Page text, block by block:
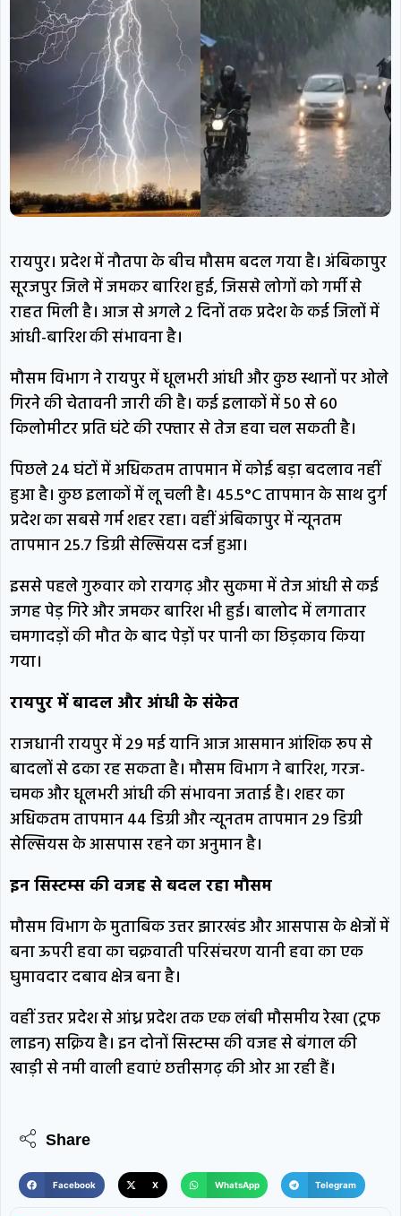
रायपुर। प्रदेश में नौतपा के बीच मौसम बदल गया है। अंबिकापुर
सूरजपुर जिले में जमकर बारिश हुई, जिससे लोगों को गर्मी से
राहत मिली है। आज से अगले 2 दिनों तक प्रदेश के कई जिलों में
आंधी-बारिश की संभावना है।
मौसम विभाग ने रायपुर में धूलभरी आंधी और कुछ स्थानों पर ओले
गिरने की चेतावनी जारी की है। कई इलाकों में 50 से 60
किलोमीटर प्रति घंटे की रफ्तार से तेज हवा चल सकती है।
पिछले 24 घंटों में अधिकतम तापमान में कोई बड़ा बदलाव नहीं
हुआ है। कुछ इलाकों में लू चली है। 45.5°C तापमान के साथ दुर्ग
प्रदेश का सबसे गर्म शहर रहा। वहीं अंबिकापुर में न्यूनतम
तापमान 25.7 डिग्री सेल्सियस दर्ज हुआ।
इससे पहले गुरुवार को रायगढ़ और सुकमा में तेज आंधी से कई
जगह पेड़ गिरे और जमकर बारिश भी हुई। बालोद में लगातार
चमगादड़ों की मौत के बाद पेड़ों पर पानी का छिड़काव किया
गया।
रायपुर में बादल और आंधी के संकेत
राजधानी रायपुर में 29 मई यानि आज आसमान आंशिक रूप से
बादलों से ढका रह सकता है। मौसम विभाग ने बारिश, गरज-
चमक और धूलभरी आंधी की संभावना जताई है। शहर का
अधिकतम तापमान 44 डिग्री और न्यूनतम तापमान 29 डिग्री
सेल्सियस के आसपास रहने का अनुमान है।
इन सिस्टम्स की वजह से बदल रहा मौसम
मौसम विभाग के मुताबिक उत्तर झारखंड और आसपास के क्षेत्रों में
बना ऊपरी हवा का चक्रवाती परिसंचरण यानी हवा का एक
घुमावदार दबाव क्षेत्र बना है।
वहीं उत्तर प्रदेश से आंध्र प्रदेश तक एक लंबी मौसमीय रेखा (ट्रफ
लाइन) सक्रिय है। इन दोनों सिस्टम्स की वजह से बंगाल की
खाड़ी से नमी वाली हवाएं छत्तीसगढ़ की ओर आ रही हैं।
Share
Facebook X WhatsApp Telegram